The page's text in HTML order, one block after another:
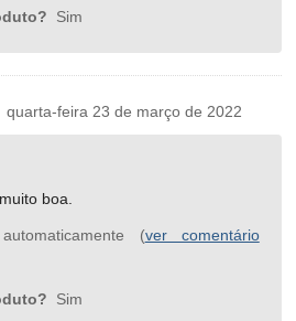
Sim
feira 23 de março de 2022
boa.
(ver comentário
Sim